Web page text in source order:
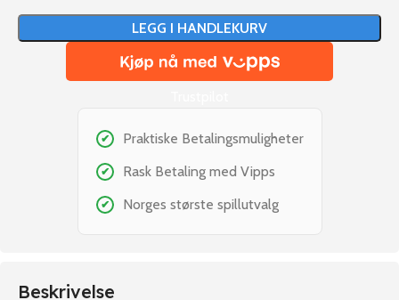
LEGG I HANDLEKURV
✔ Praktiske Betalingsmuligheter
✔ Rask Betaling med Vipps
✔ Norges største spillutvalg
Beskrivelse